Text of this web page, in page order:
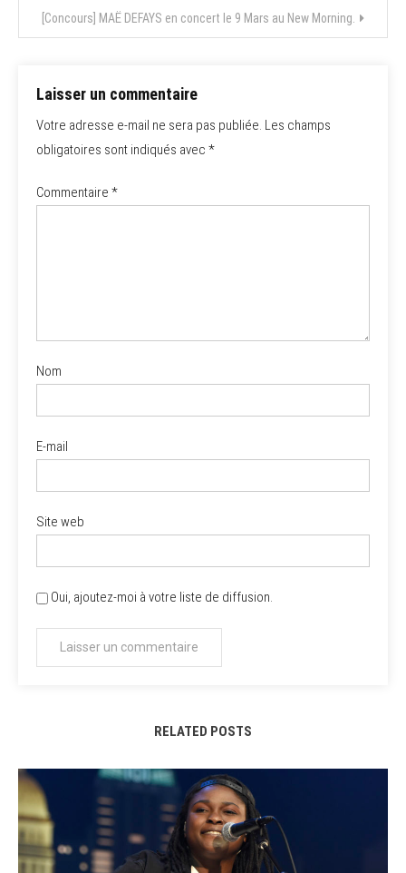
l’article
[Concours] MAË DEFAYS en concert le 9 Mars au New Morning.
Laisser un commentaire
Votre adresse e-mail ne sera pas publiée. Les champs
obligatoires sont indiqués avec *
Commentaire *
Nom
E-mail
Site web
Oui, ajoutez-moi à votre liste de diffusion.
RELATED POSTS